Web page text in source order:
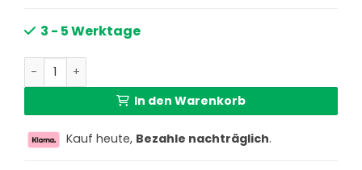
179,99 €
3 - 5 Werktage
Moderne schwarze Metall-Pendelleuchte Globo
In den Warenkorb
Kauf heute, Bezahle nachträglich.